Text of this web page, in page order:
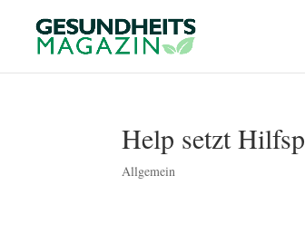
Help setzt
Allgemein